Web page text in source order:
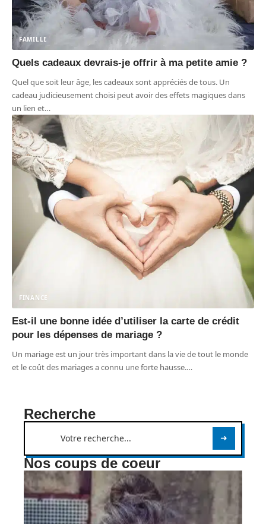
FAMILLE
Quels cadeaux devrais-je offrir à ma petite amie ?
Quel que soit leur âge, les cadeaux sont appréciés de tous. Un
cadeau judicieusement choisi peut avoir des effets magiques dans
un lien et…
FINANCE
Est-il une bonne idée d’utiliser la carte de crédit
pour les dépenses de mariage ?
Un mariage est un jour très important dans la vie de tout le monde
et le coût des mariages a connu une forte hausse.…
Recherche
Nos coups de coeur